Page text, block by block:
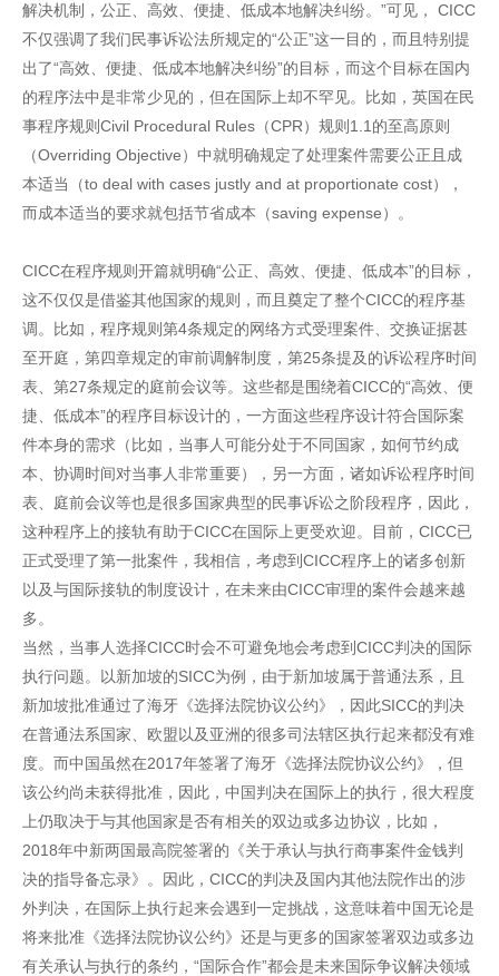
解决机制，公正、高效、便捷、低成本地解决纠纷。”可见， CICC
不仅强调了我们民事诉讼法所规定的“公正”这一目的，而且特别提
出了“高效、便捷、低成本地解决纠纷”的目标，而这个目标在国内
的程序法中是非常少见的，但在国际上却不罕见。比如，英国在民
事程序规则Civil Procedural Rules（CPR）规则1.1的至高原则
（Overriding Objective）中就明确规定了处理案件需要公正且成
本适当（to deal with cases justly and at proportionate cost），
而成本适当的要求就包括节省成本（saving expense）。
CICC在程序规则开篇就明确“公正、高效、便捷、低成本”的目标，
这不仅仅是借鉴其他国家的规则，而且奠定了整个CICC的程序基
调。比如，程序规则第4条规定的网络方式受理案件、交换证据甚
至开庭，第四章规定的审前调解制度，第25条提及的诉讼程序时间
表、第27条规定的庭前会议等。这些都是围绕着CICC的“高效、便
捷、低成本”的程序目标设计的，一方面这些程序设计符合国际案
件本身的需求（比如，当事人可能分处于不同国家，如何节约成
本、协调时间对当事人非常重要），另一方面，诸如诉讼程序时间
表、庭前会议等也是很多国家典型的民事诉讼之阶段程序，因此，
这种程序上的接轨有助于CICC在国际上更受欢迎。目前，CICC已
正式受理了第一批案件，我相信，考虑到CICC程序上的诸多创新
以及与国际接轨的制度设计，在未来由CICC审理的案件会越来越
多。
当然，当事人选择CICC时会不可避免地会考虑到CICC判决的国际
执行问题。以新加坡的SICC为例，由于新加坡属于普通法系，且
新加坡批准通过了海牙《选择法院协议公约》，因此SICC的判决
在普通法系国家、欧盟以及亚洲的很多司法辖区执行起来都没有难
度。而中国虽然在2017年签署了海牙《选择法院协议公约》，但
该公约尚未获得批准，因此，中国判决在国际上的执行，很大程度
上仍取决于与其他国家是否有相关的双边或多边协议，比如，
2018年中新两国最高院签署的《关于承认与执行商事案件金钱判
决的指导备忘录》。因此，CICC的判决及国内其他法院作出的涉
外判决，在国际上执行起来会遇到一定挑战，这意味着中国无论是
将来批准《选择法院协议公约》还是与更多的国家签署双边或多边
有关承认与执行的条约，“国际合作”都会是未来国际争议解决领域